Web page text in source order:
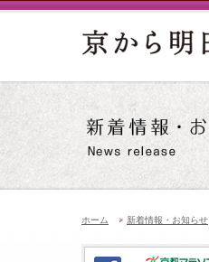
ホーム 新着情報・お知らせ